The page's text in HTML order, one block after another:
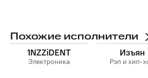
Похожие исполнители
1NZZiDENT
Электроника
Изъян
Рэп и хип-